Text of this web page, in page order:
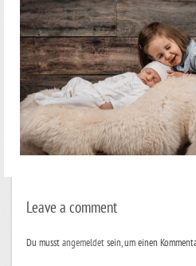
Leave a comment
Du musstangemeldetsein, um einen